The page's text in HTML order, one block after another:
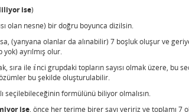
ise)
olan nesne) bir doğru boyunca dizilsin.
(yanyana olanlar da alınabilir) 7 boşluk oluşur ve
ayrılmış olur.
sıra ile i
i nci grupdaki topların sayısı olmak üzere, bu
bu şekilde oluşturulabilir.
seçilebileceğinin formülünü biliyor olmalısın.
ise, önce her terime birer sayı veririz ve toplamı 7